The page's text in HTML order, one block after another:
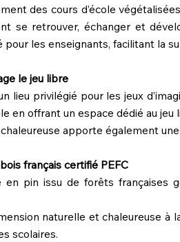
des cours d’école
se retrouver, échanger et
les enseignants, facilitant la
le jeu libre
lieu privilégié pour les jeux
en offrant un espace dédié au
apporte également
français certifié PEFC
en pin issu de forêts françaises
naturelle et chaleureuse à
scolaires.